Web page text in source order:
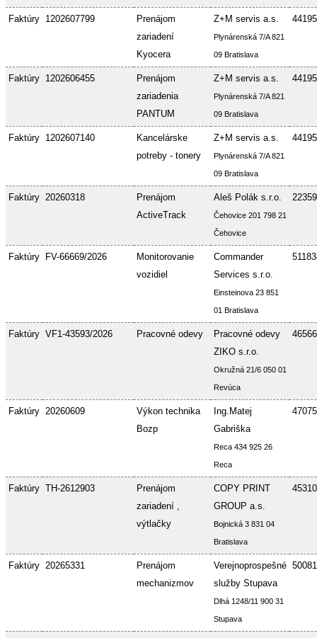
Faktúry 1202607799
Prenájom
zariadení
Kyocera
Z+M servis a.s.
Plynárenská 7/A 821
09 Bratislava
Faktúry 1202606455
Prenájom
zariadenia
PANTUM
Z+M servis a.s.
Plynárenská 7/A 821
09 Bratislava
Faktúry 1202607140
Kancelárske
potreby - tonery
Z+M servis a.s.
Plynárenská 7/A 821
09 Bratislava
Faktúry 20260318
Prenájom
ActiveTrack
Aleš Polák s.r.o.
Čehovice 201 798 21
Čehovice
Faktúry FV-66669/2026
Monitorovanie
vozidiel
Commander
Services s.r.o.
Einsteinova 23 851
01 Bratislava
Faktúry VF1-43593/2026 Pracovné odevy
Pracovné odevy
ZIKO s.r.o.
Okružná 21/6 050 01
Revúca
Faktúry 20260609
Výkon technika
Bozp
Ing.Matej
Gabriška
Reca 434 925 26
Reca
Faktúry TH-2612903
Prenájom
zariadení ,
výtlačky
COPY PRINT
GROUP a.s.
Bojnická 3 831 04
Bratislava
Faktúry 20265331
Prenájom
mechanizmov
Verejnoprospešné
služby Stupava
Dlhá 1248/11 900 31
Stupava